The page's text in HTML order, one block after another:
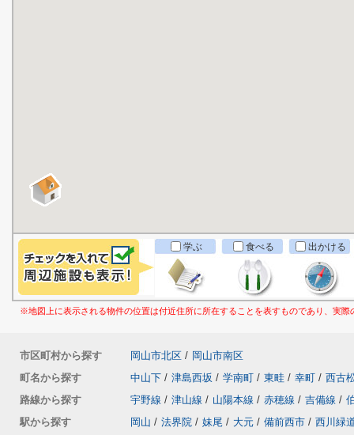
学ぶ 食べる 出かける
※地図上に表示される物件の位置は付近住所に所在することを表すものであり、実
市区町村から探す 岡山市北区 / 岡山市南区
町名から探す
中山下 / 津島西坂 / 学南町 / 東畦 / 幸町 / 西古
路線から探す
宇野線 / 津山線 / 山陽本線 / 赤穂線 / 吉備線 /
駅から探す
岡山 / 法界院 / 妹尾 / 大元 / 備前西市 / 西川緑